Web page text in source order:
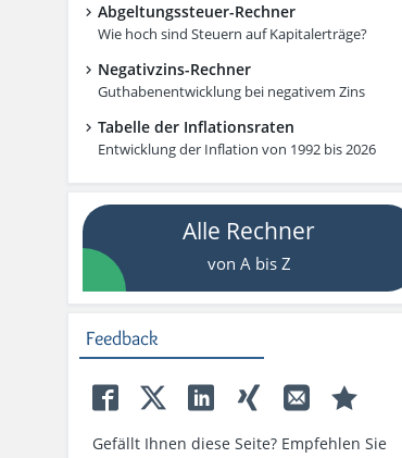
Abgeltungssteuer-Rechner
Wie hoch sind Steuern auf Kapitalerträge?
Negativzins-Rechner
Guthabenentwicklung bei negativem Zins
Tabelle der Inflationsraten
Entwicklung der Inflation von 1992 bis 2026
Alle Rechner
von A bis Z
Feedback
Gefällt Ihnen diese Seite? Empfehlen Sie